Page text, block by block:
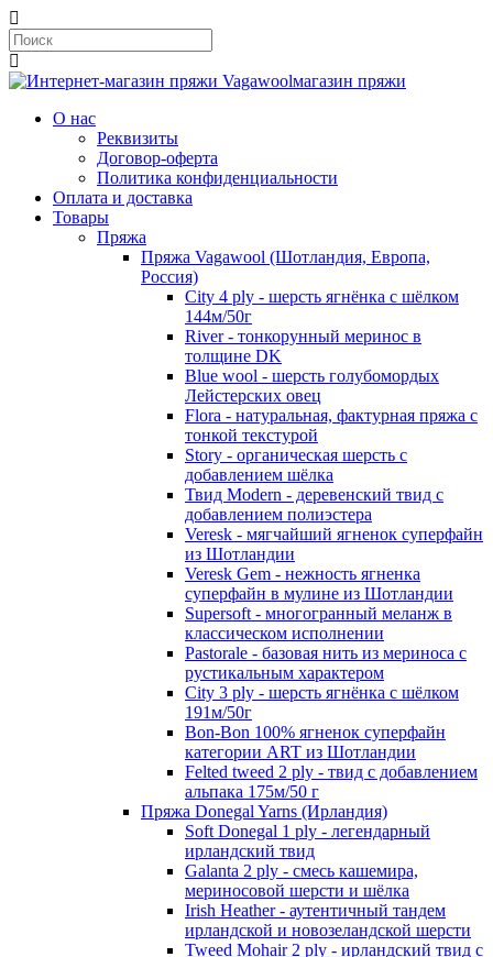
магазин пряжи
О нас
Реквизиты
Договор-оферта
Политика конфиденциальности
Оплата и доставка
Товары
Пряжа
Пряжа Vagawool (Шотландия, Европа,
Россия)
City 4 ply - шерсть ягнёнка с шёлком
144м/50г
River - тонкорунный меринос в
толщине DK
Blue wool - шерсть голубомордых
Лейстерских овец
Flora - натуральная, фактурная пряжа с
тонкой текстурой
Story - органическая шерсть с
добавлением шёлка
Твид Modern - деревенский твид с
добавлением полиэстера
Veresk - мягчайший ягненок суперфайн
из Шотландии
Veresk Gem - нежность ягненка
суперфайн в мулине из Шотландии
Supersoft - многогранный меланж в
классическом исполнении
Pastorale - базовая нить из мериноса с
рустикальным характером
City 3 ply - шерсть ягнёнка с шёлком
191м/50г
Bon-Bon 100% ягненок суперфайн
категории ART из Шотландии
Felted tweed 2 ply - твид с добавлением
альпака 175м/50 г
Пряжа Donegal Yarns (Ирландия)
Soft Donegal 1 ply - легендарный
ирландский твид
Galanta 2 ply - смесь кашемира,
мериносовой шерсти и шёлка
Irish Heather - аутентичный тандем
ирландской и новозеландской шерсти
Tweed Mohair 2 ply - ирландский твид с